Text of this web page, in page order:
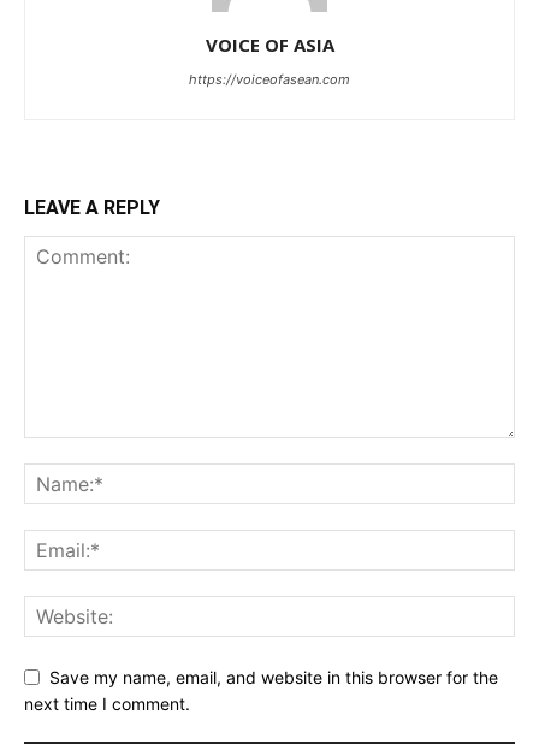
VOICE OF ASIA
https://voiceofasean.com
LEAVE A REPLY
Save my name, email, and website in this browser for the
next time I comment.